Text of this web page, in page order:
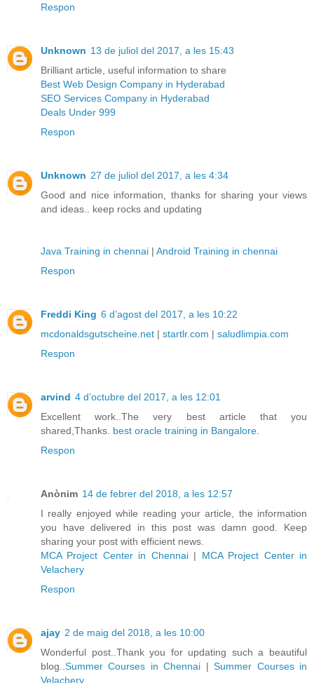
Respon
Unknown 13 de juliol del 2017, a les 15:43
Brilliant article, useful information to share
Best Web Design Company in Hyderabad
SEO Services Company in Hyderabad
Deals Under 999
Respon
Unknown 27 de juliol del 2017, a les 4:34
Good and nice information, thanks for sharing your views
and ideas.. keep rocks and updating
Java Training in chennai | Android Training in chennai
Respon
Freddi King 6 d’agost del 2017, a les 10:22
mcdonaldsgutscheine.net | startlr.com | saludlimpia.com
Respon
arvind 4 d’octubre del 2017, a les 12:01
Excellent work..The very best article that you
shared,Thanks. best oracle training in Bangalore.
Respon
Anònim 14 de febrer del 2018, a les 12:57
I really enjoyed while reading your article, the information
you have delivered in this post was damn good. Keep
sharing your post with efficient news.
MCA Project Center in Chennai| MCA Project Center in
Velachery
Respon
ajay 2 de maig del 2018, a les 10:00
Wonderful post..Thank you for updating such a beautiful
blog.. Summer Courses in Chennai |Summer Courses in
Velachery